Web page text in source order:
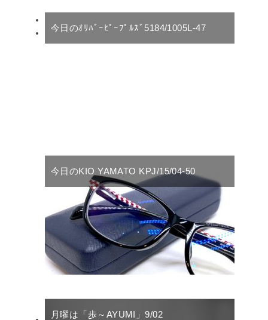
今日のｵﾘﾊﾞｰﾋﾟｰﾌﾟﾙｽﾞ5184/1005L-47
今日のKIO YAMATO KPJ/15/04-50
月曜は「歩～AYUMI」9/02